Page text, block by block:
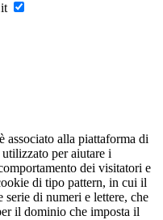
associato alla piattaforma di
per aiutare i
dei visitatori e
di tipo pattern, in cui il
serie di numeri e lettere, che
il dominio che imposta il